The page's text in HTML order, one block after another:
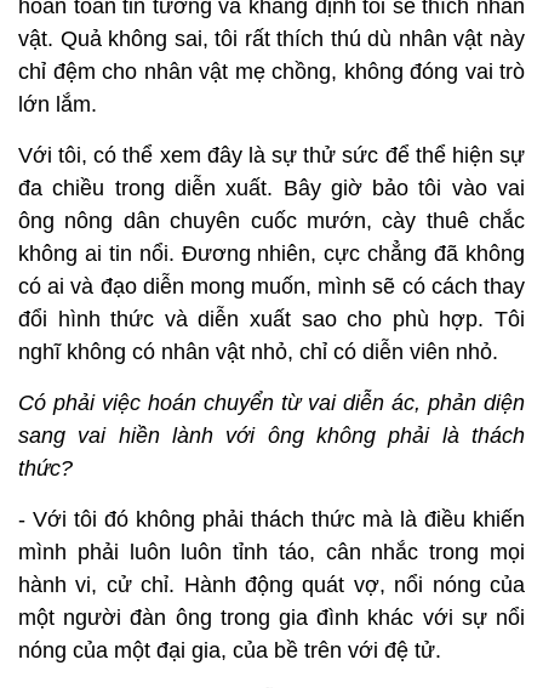
hoàn toàn tin tưởng và khẳng định tôi sẽ thích nhân
vật. Quả không sai, tôi rất thích thú dù nhân vật này
chỉ đệm cho nhân vật mẹ chồng, không đóng vai trò
lớn lắm.
Với tôi, có thể xem đây là sự thử sức để thể hiện sự
đa chiều trong diễn xuất. Bây giờ bảo tôi vào vai
ông nông dân chuyên cuốc mướn, cày thuê chắc
không ai tin nổi. Đương nhiên, cực chẳng đã không
có ai và đạo diễn mong muốn, mình sẽ có cách thay
đổi hình thức và diễn xuất sao cho phù hợp. Tôi
nghĩ không có nhân vật nhỏ, chỉ có diễn viên nhỏ.
Có phải việc hoán chuyển từ vai diễn ác, phản diện
sang vai hiền lành với ông không phải là thách
thức?
- Với tôi đó không phải thách thức mà là điều khiến
mình phải luôn luôn tỉnh táo, cân nhắc trong mọi
hành vi, cử chỉ. Hành động quát vợ, nổi nóng của
một người đàn ông trong gia đình khác với sự nổi
nóng của một đại gia, của bề trên với đệ tử.